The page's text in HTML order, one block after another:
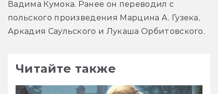
Вадима Кумока. Ранее он переводил с
польского произведения Марцина А. Гузека,
Аркадия Саульского и Лукаша Орбитовского.
Читайте также